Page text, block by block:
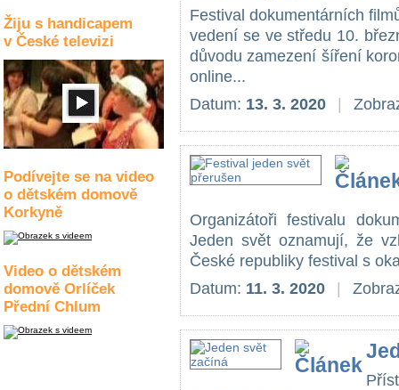
Žiju s handicapem
v České televizi
Podívejte se na video
o dětském domově
Korkyně
Video o dětském
domově Orlíček
Přední Chlum
Festival dokumentárních
vedení se ve středu 10.
důvodu zamezení šíření
online...
Datum: 13. 3. 2020
Organizátoři festivalu
Jeden svět oznamují, že
České republiky festival s
Datum: 11. 3. 2020